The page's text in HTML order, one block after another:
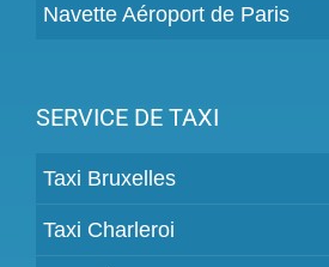
Navette Aéroport de Paris
SERVICE DE TAXI
Taxi Bruxelles
Taxi Charleroi